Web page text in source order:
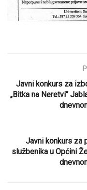
Javni konkurs za
„Bitka na Neretvi“
Javni konkurs za
službenika u Općini